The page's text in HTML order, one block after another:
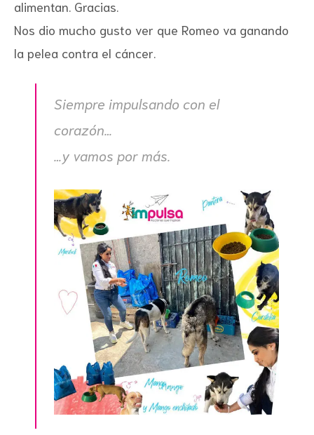
alimentan. Gracias.
Nos dio mucho gusto ver que Romeo va ganando
la pelea contra el cáncer.
Siempre impulsando con el
corazón…
…y vamos por más.